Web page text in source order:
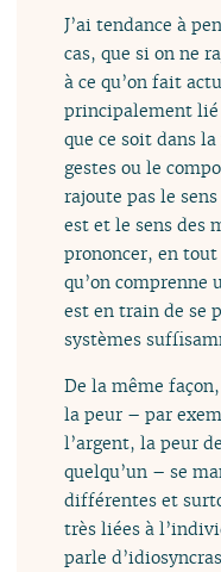
J’ai tendance à
cas, que si on ne
à ce qu’on fait
principalement lié
que ce soit dans
gestes ou le
rajoute pas le
est et le sens des
prononcer, en
qu’on comprenne
est en train de se
systèmes
De la même
la peur – par
l’argent, la peur
quelqu’un – se
différentes et
très liées à
parle